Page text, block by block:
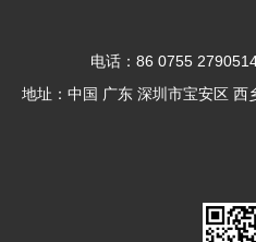
电话：86 0755
地址：中国 广东 深圳市宝安区 西